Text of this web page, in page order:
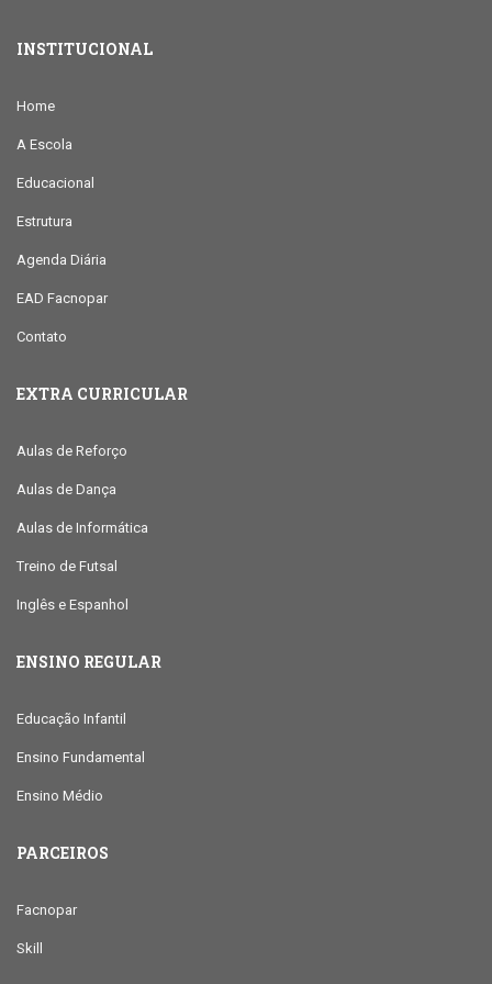
INSTITUCIONAL
Home
A Escola
Educacional
Estrutura
Agenda Diária
EAD Facnopar
Contato
EXTRA CURRICULAR
Aulas de Reforço
Aulas de Dança
Aulas de Informática
Treino de Futsal
Inglês e Espanhol
ENSINO REGULAR
Educação Infantil
Ensino Fundamental
Ensino Médio
PARCEIROS
Facnopar
Skill